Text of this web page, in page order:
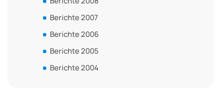
Berichte 2007
Berichte 2006
Berichte 2005
Berichte 2004